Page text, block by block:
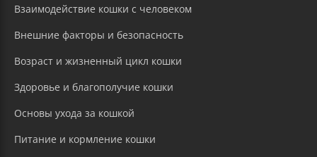
Взаимодействие кошки с человеком
Внешние факторы и безопасность
Возраст и жизненный цикл кошки
Здоровье и благополучие кошки
Основы ухода за кошкой
Питание и кормление кошки